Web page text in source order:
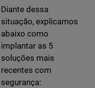
Diante dessa
situação, explicamos
abaixo como
implantar as 5
soluções mais
recentes com
segurança: